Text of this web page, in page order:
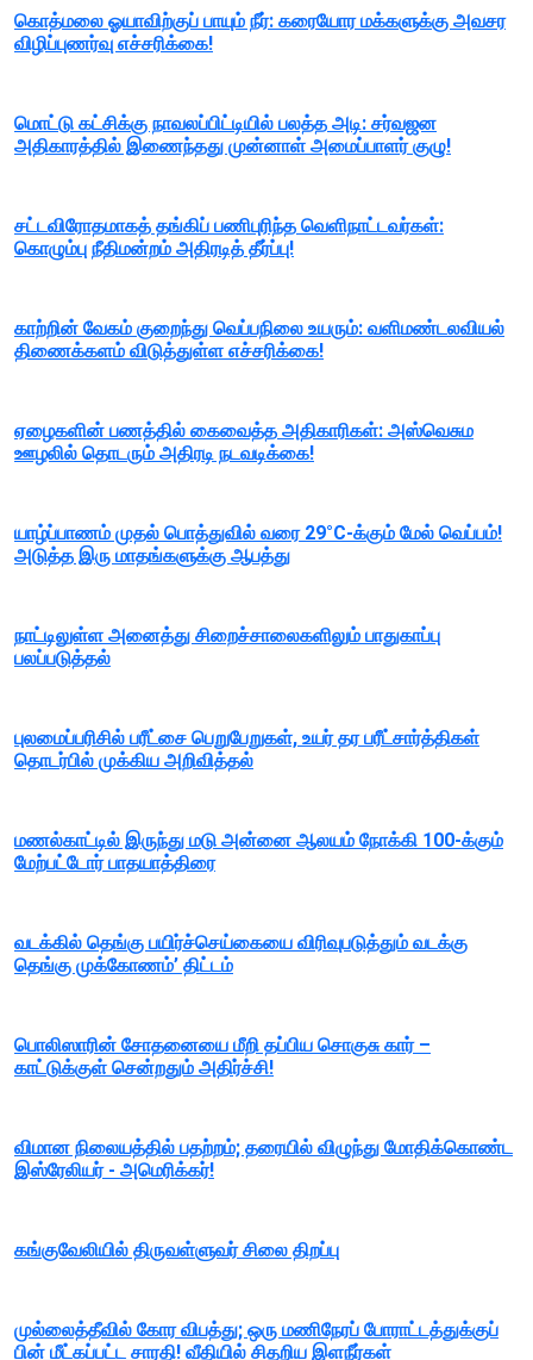
கொத்மலை ஓயாவிற்குப் பாயும் நீர்: கரையோர மக்களுக்கு அவசர
விழிப்புணர்வு எச்சரிக்கை!
மொட்டு கட்சிக்கு நாவலப்பிட்டியில் பலத்த அடி: சர்வஜன
அதிகாரத்தில் இணைந்தது முன்னாள் அமைப்பாளர் குழு!
சட்டவிரோதமாகத் தங்கிப் பணிபுரிந்த வெளிநாட்டவர்கள்:
கொழும்பு நீதிமன்றம் அதிரடித் தீர்ப்பு!
காற்றின் வேகம் குறைந்து வெப்பநிலை உயரும்: வளிமண்டலவியல்
திணைக்களம் விடுத்துள்ள எச்சரிக்கை!
ஏழைகளின் பணத்தில் கைவைத்த அதிகாரிகள்: அஸ்வெசும
ஊழலில் தொடரும் அதிரடி நடவடிக்கை!
யாழ்ப்பாணம் முதல் பொத்துவில் வரை 29°C-க்கும் மேல் வெப்பம்!
அடுத்த இரு மாதங்களுக்கு ஆபத்து
நாட்டிலுள்ள அனைத்து சிறைச்சாலைகளிலும் பாதுகாப்பு
பலப்படுத்தல்
புலமைப்பரிசில் பரீட்சை பெறுபேறுகள், உயர் தர பரீட்சார்த்திகள்
தொடர்பில் முக்கிய அறிவித்தல்
மணல்காட்டில் இருந்து மடு அன்னை ஆலயம் நோக்கி 100-க்கும்
மேற்பட்டோர் பாதயாத்திரை
வடக்கில் தெங்கு பயிர்ச்செய்கையை விரிவுபடுத்தும் வடக்கு
தெங்கு முக்கோணம்’ திட்டம்
பொலிஸாரின் சோதனையை மீறி தப்பிய சொகுசு கார் –
காட்டுக்குள் சென்றதும் அதிர்ச்சி!
விமான நிலையத்தில் பதற்றம்; தரையில் விழுந்து மோதிக்கொண்ட
இஸ்ரேலியர் - அமெரிக்கர்!
கங்குவேலியில் திருவள்ளுவர் சிலை திறப்பு
முல்லைத்தீவில் கோர விபத்து; ஒரு மணிநேரப் போராட்டத்துக்குப்
பின் மீட்கப்பட்ட சாரதி! வீதியில் சிதறிய இளநீர்கள்